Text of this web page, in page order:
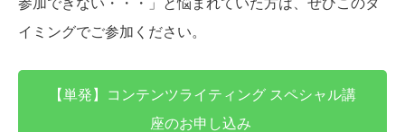
参加できない・・・」と悩まれていた方は、ぜひこのタ
イミングでご参加ください。
【単発】コンテンツライティング スペシャル講
座のお申し込み